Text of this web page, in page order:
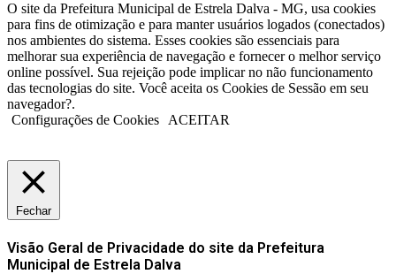
O site da Prefeitura Municipal de Estrela Dalva - MG, usa cookies
para fins de otimização e para manter usuários logados (conectados)
nos ambientes do sistema. Esses cookies são essenciais para
melhorar sua experiência de navegação e fornecer o melhor serviço
online possível. Sua rejeição pode implicar no não funcionamento
das tecnologias do site. Você aceita os Cookies de Sessão em seu
navegador?.
Configurações de Cookies
ACEITAR
Fechar
Visão Geral de Privacidade do site da Prefeitura
Municipal de Estrela Dalva